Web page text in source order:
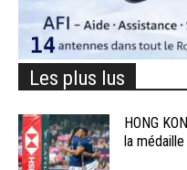
Les plus lus
HONG
la médaille